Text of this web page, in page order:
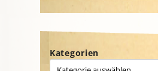
Kategorien